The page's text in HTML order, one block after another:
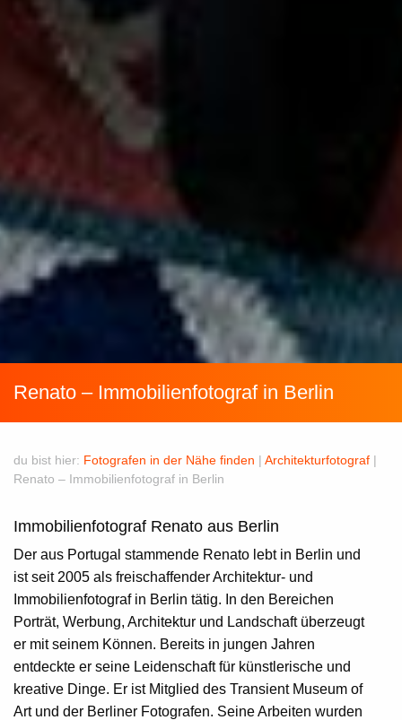
Renato – Immobilienfotograf in Berlin
du bist hier: Fotografen in der Nähe finden | Architekturfotograf |
Renato – Immobilienfotograf in Berlin
Immobilienfotograf Renato aus Berlin
Der aus Portugal stammende Renato lebt in Berlin und
ist seit 2005 als freischaffender Architektur- und
Immobilienfotografin Berlin tätig. In den Bereichen
Porträt, Werbung, Architektur und Landschaft überzeugt
er mit seinem Können. Bereits in jungen Jahren
entdeckte er seine Leidenschaft für künstlerische und
kreative Dinge. Er ist Mitglied des Transient Museum of
Art und der Berliner Fotografen. Seine Arbeiten wurden